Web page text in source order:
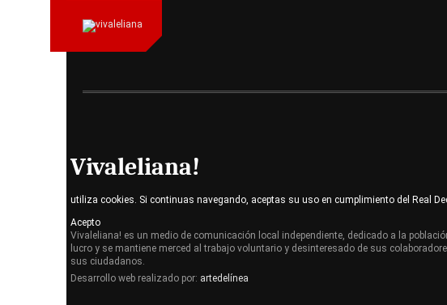
Vivaleliana!
utiliza cookies. Si continuas navegando, aceptas su uso en cumplimiento del Real
Acepto
Vivaleliana! es un medio de comunicación local independiente, dedicado a la
lucro y se mantiene merced al trabajo voluntario y desinteresado de sus
sus ciudadanos.
Desarrollo web realizado por: artedelínea